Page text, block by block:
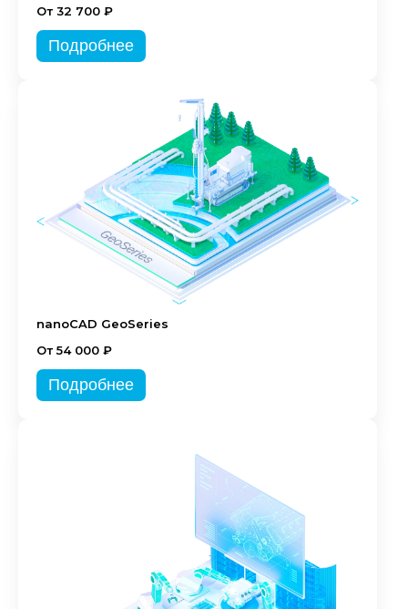
От 32 700 ₽
Подробнее
nanoCAD GeoSeries
От 54 000 ₽
Подробнее